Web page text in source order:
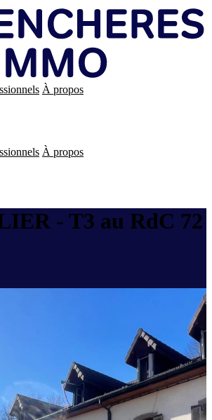
À propos
À propos
- T3 au RdC 72